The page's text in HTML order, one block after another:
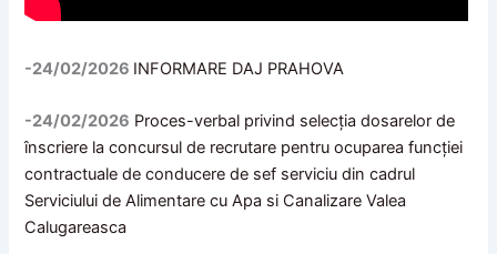
-24/02/2026 INFORMARE DAJ PRAHOVA
-24/02/2026 Proces-verbal privind selecția dosarelor de
înscriere la concursul de recrutare pentru ocuparea funcției
contractuale de conducere de sef serviciu din cadrul
Serviciului de Alimentare cu Apa si Canalizare Valea
Calugareasca